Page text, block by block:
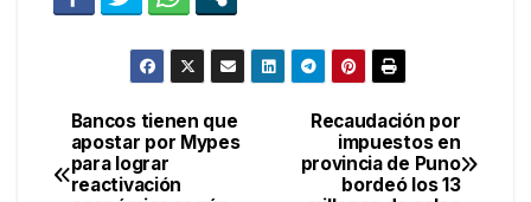
Navegación
de
Recaudación por
impuestos en
provincia de Puno
bordeó los 13
Bancos tienen que
apostar por Mypes
para lograr
reactivación